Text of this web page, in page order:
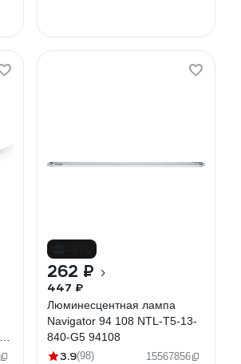
262 ₽
447 ₽
Люминесцентная лампа
Navigator 94 108 NTL-T5-13-
840-G5 94108
3.9(98) 15567856